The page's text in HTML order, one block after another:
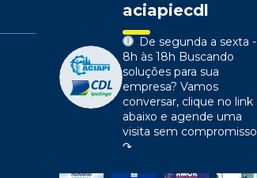
aciapiecdl
De segunda a sexta -
8h às 18h Buscando
soluções para sua
empresa? Vamos
conversar, clique no link
abaixo e agende uma
visita sem compromisso
↷